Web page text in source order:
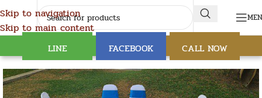
Skip to navigation
Skip to main content
LINE FACEBOOK CALL NOW